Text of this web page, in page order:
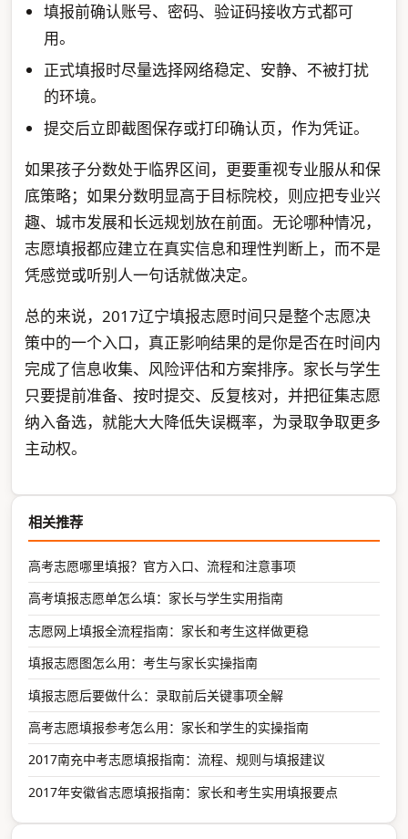
填报前确认账号、密码、验证码接收方式都可
用。
正式填报时尽量选择网络稳定、安静、不被打扰
的环境。
提交后立即截图保存或打印确认页，作为凭证。
如果孩子分数处于临界区间，更要重视专业服从和保
底策略；如果分数明显高于目标院校，则应把专业兴
趣、城市发展和长远规划放在前面。无论哪种情况，
志愿填报都应建立在真实信息和理性判断上，而不是
凭感觉或听别人一句话就做决定。
总的来说，2017辽宁填报志愿时间只是整个志愿决
策中的一个入口，真正影响结果的是你是否在时间内
完成了信息收集、风险评估和方案排序。家长与学生
只要提前准备、按时提交、反复核对，并把征集志愿
纳入备选，就能大大降低失误概率，为录取争取更多
主动权。
相关推荐
高考志愿哪里填报？官方入口、流程和注意事项
高考填报志愿单怎么填：家长与学生实用指南
志愿网上填报全流程指南：家长和考生这样做更稳
填报志愿图怎么用：考生与家长实操指南
填报志愿后要做什么：录取前后关键事项全解
高考志愿填报参考怎么用：家长和学生的实操指南
2017南充中考志愿填报指南：流程、规则与填报建议
2017年安徽省志愿填报指南：家长和考生实用填报要点